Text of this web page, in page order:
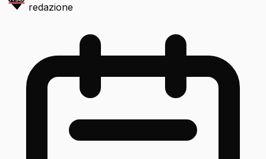
redazione